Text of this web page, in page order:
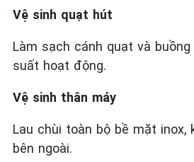
Vệ sinh quạt hút
Làm sạch cánh quạt và
suất hoạt động.
Vệ sinh thân máy
Lau chùi toàn bộ bề mặt inox,
bên ngoài.